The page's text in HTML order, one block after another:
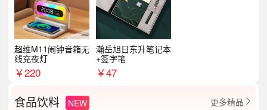
超维M11闹钟音箱无
线充夜灯
￥220
瀚岳旭日东升笔记本
+签字笔
￥47
食品饮料 NEW 更多精品 